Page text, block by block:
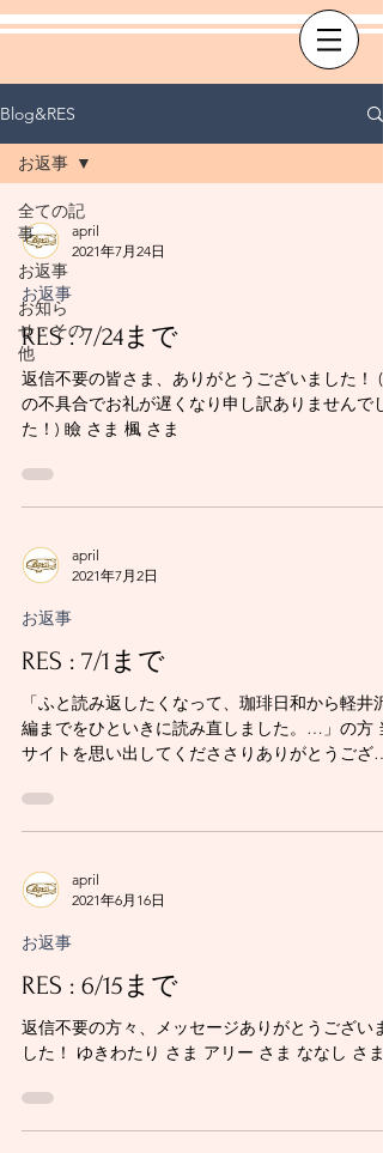
Blog&RES
全ての記
事
お返事
お知ら
せ・その
他
お返事
april
2021年7月24日
お返事
RES : 7/24まで
返信不要の皆さま、ありがとうございました！
の不具合でお礼が遅くなり申し訳ありませんでし
た！) 瞼 さま 楓 さま
april
2021年7月2日
お返事
RES : 7/1まで
「ふと読み返したくなって、珈琲日和から軽井沢
編までをひといきに読み直しました。…」の方 当
サイトを思い出してくだささりありがとうござい
しょう、またお読みくださり嬉しい限りです。...
april
2021年6月16日
お返事
RES : 6/15まで
返信不要の方々、メッセージありがとうございま
した！ ゆきわたり さま アリー さま ななし さま